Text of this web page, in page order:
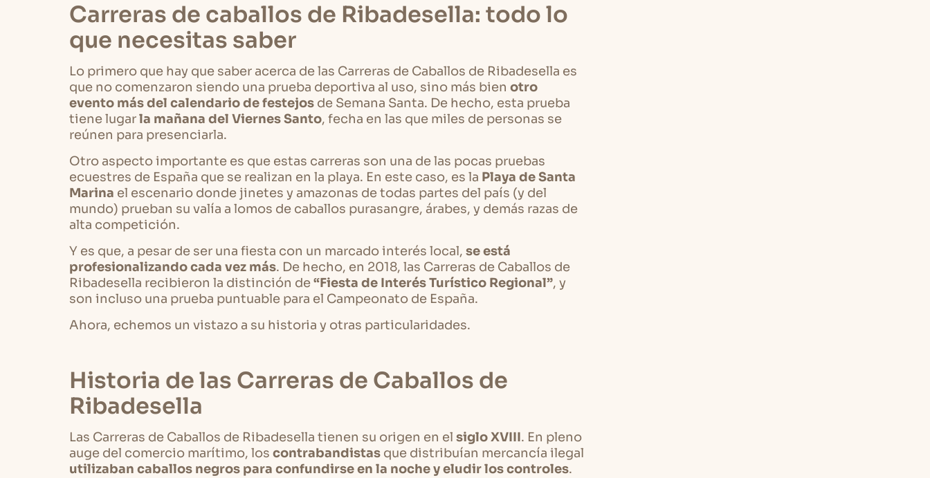
Carreras de caballos de Ribadesella: todo lo
que necesitas saber
Lo primero que hay que saber acerca de las Carreras de Caballos de Ribadesella es
que no comenzaron siendo una prueba deportiva al uso, sino más bien otro
evento más del calendario de festejos de Semana Santa. De hecho, esta prueba
tiene lugarla mañana del Viernes Santo, fecha en las que miles de personas se
reúnen para presenciarla.
Otro aspecto importante es que estas carreras son una de las pocas pruebas
ecuestres de España que se realizan en la playa. En este caso, es la Playa de Santa
Marina el escenario donde jinetes y amazonas de todas partes del país (y del
mundo) prueban su valía a lomos de caballos purasangre, árabes, y demás razas de
alta competición.
Y es que, a pesar de ser una fiesta con un marcado interés local, se está
profesionalizando cada vez más. De hecho, en 2018, las Carreras de Caballos de
Ribadesella recibieron la distinción de“Fiesta de Interés Turístico Regional”, y
son incluso una prueba puntuable para el Campeonato de España.
Ahora, echemos un vistazo a su historia y otras particularidades.
Historia de las Carreras de Caballos de
Ribadesella
Las Carreras de Caballos de Ribadesella tienen su origen en el siglo XVIII. En pleno
auge del comercio marítimo, los contrabandistas que distribuían mercancía ilegal
utilizaban caballos negros para confundirse en la noche y eludir los controles.